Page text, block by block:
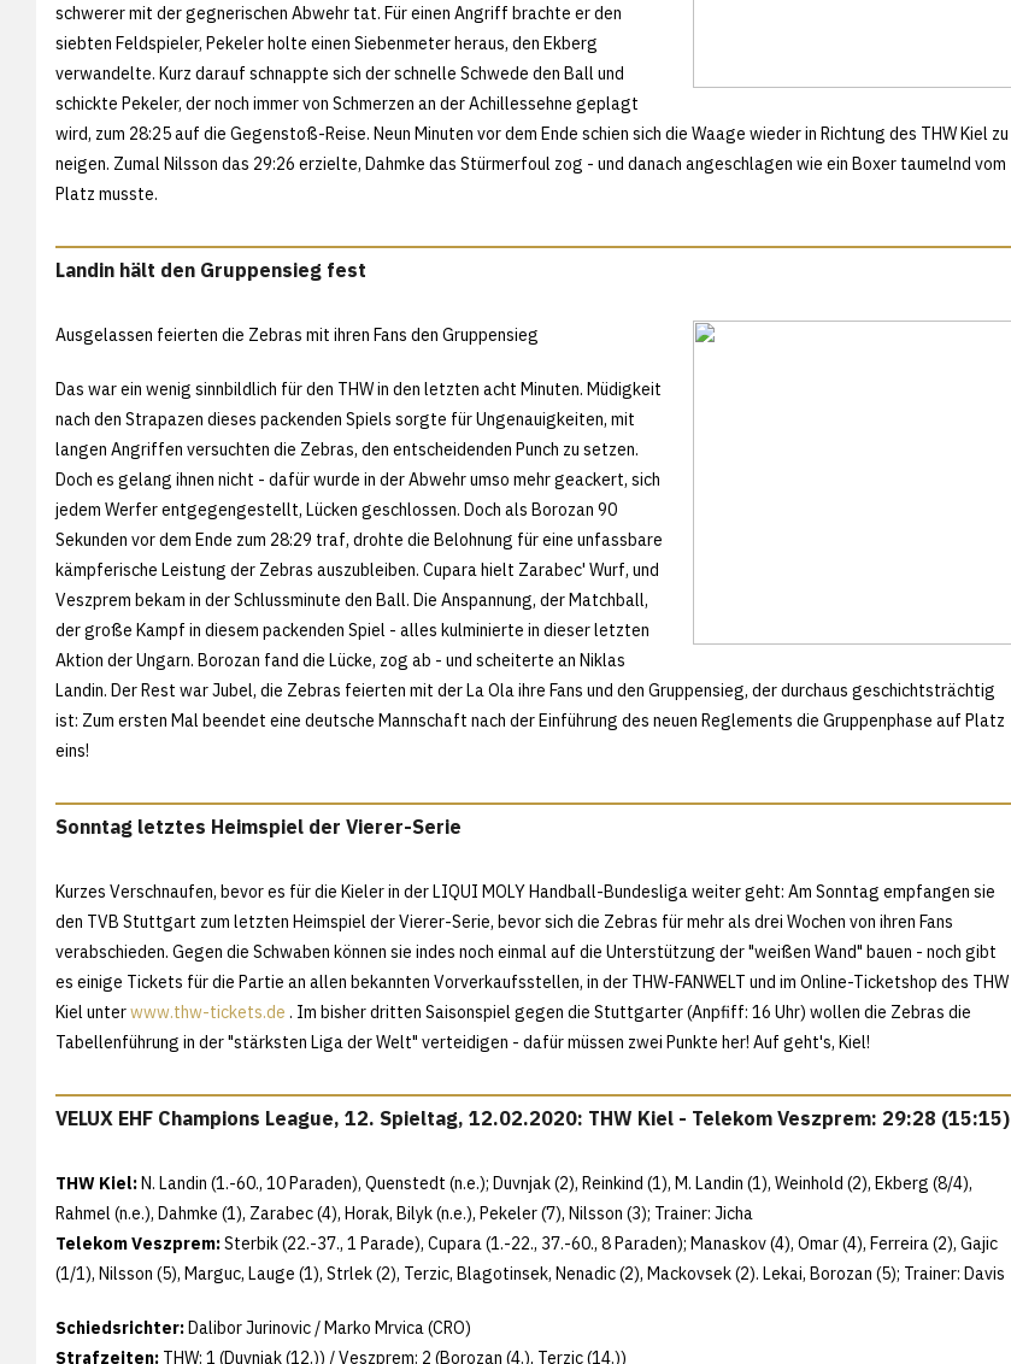
schwerer mit der gegnerischen Abwehr tat. Für einen Angriff brachte er den
siebten Feldspieler, Pekeler holte einen Siebenmeter heraus, den Ekberg
verwandelte. Kurz darauf schnappte sich der schnelle Schwede den Ball und
schickte Pekeler, der noch immer von Schmerzen an der Achillessehne geplagt
wird, zum 28:25 auf die Gegenstoß-Reise. Neun Minuten vor dem Ende schien sich die Waage wieder in Richtung des THW Kiel zu
neigen. Zumal Nilsson das 29:26 erzielte, Dahmke das Stürmerfoul zog - und danach angeschlagen wie ein Boxer taumelnd vom
Platz musste.
Landin hält den Gruppensieg fest
Ausgelassen feierten die Zebras mit ihren Fans den Gruppensieg
Das war ein wenig sinnbildlich für den THW in den letzten acht Minuten. Müdigkeit
nach den Strapazen dieses packenden Spiels sorgte für Ungenauigkeiten, mit
langen Angriffen versuchten die Zebras, den entscheidenden Punch zu setzen.
Doch es gelang ihnen nicht - dafür wurde in der Abwehr umso mehr geackert, sich
jedem Werfer entgegengestellt, Lücken geschlossen. Doch als Borozan 90
Sekunden vor dem Ende zum 28:29 traf, drohte die Belohnung für eine unfassbare
kämpferische Leistung der Zebras auszubleiben. Cupara hielt Zarabec' Wurf, und
Veszprem bekam in der Schlussminute den Ball. Die Anspannung, der Matchball,
der große Kampf in diesem packenden Spiel - alles kulminierte in dieser letzten
Aktion der Ungarn. Borozan fand die Lücke, zog ab - und scheiterte an Niklas
Landin. Der Rest war Jubel, die Zebras feierten mit der La Ola ihre Fans und den Gruppensieg, der durchaus geschichtsträchtig
ist: Zum ersten Mal beendet eine deutsche Mannschaft nach der Einführung des neuen Reglements die Gruppenphase auf Platz
eins!
Sonntag letztes Heimspiel der Vierer-Serie
Kurzes Verschnaufen, bevor es für die Kieler in der LIQUI MOLY Handball-Bundesliga weiter geht: Am Sonntag empfangen sie
den TVB Stuttgart zum letzten Heimspiel der Vierer-Serie, bevor sich die Zebras für mehr als drei Wochen von ihren Fans
verabschieden. Gegen die Schwaben können sie indes noch einmal auf die Unterstützung der "weißen Wand" bauen - noch gibt
es einige Tickets für die Partie an allen bekannten Vorverkaufsstellen, in der THW-FANWELT und im Online-Ticketshop des THW
Kiel unterwww.thw-tickets.de . Im bisher dritten Saisonspiel gegen die Stuttgarter (Anpfiff: 16 Uhr) wollen die Zebras die
Tabellenführung in der "stärksten Liga der Welt" verteidigen - dafür müssen zwei Punkte her! Auf geht's, Kiel!
VELUX EHF Champions League, 12. Spieltag, 12.02.2020: THW Kiel - Telekom Veszprem: 29:28 (15:15)
THW Kiel:N. Landin (1.-60., 10 Paraden), Quenstedt (n.e.); Duvnjak (2), Reinkind (1), M. Landin (1), Weinhold (2), Ekberg (8/4),
Rahmel (n.e.), Dahmke (1), Zarabec (4), Horak, Bilyk (n.e.), Pekeler (7), Nilsson (3); Trainer: Jicha
Telekom Veszprem:Sterbik (22.-37., 1 Parade), Cupara (1.-22., 37.-60., 8 Paraden); Manaskov (4), Omar (4), Ferreira (2), Gajic
(1/1), Nilsson (5), Marguc, Lauge (1), Strlek (2), Terzic, Blagotinsek, Nenadic (2), Mackovsek (2). Lekai, Borozan (5); Trainer: Davis
Schiedsrichter:Dalibor Jurinovic / Marko Mrvica (CRO)
Strafzeiten: THW: 1 (Duvnjak (12.)) / Veszprem: 2 (Borozan (4.), Terzic (14.))